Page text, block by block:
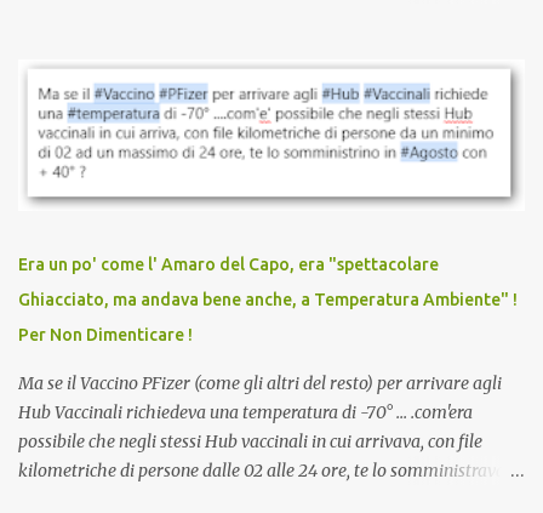
sconti, incentivi per vaccinarsi. Non avevamo mai visto
discriminazioni per coloro che non l’hanno fatto. Se non sei stato
vaccinato, nessuno aveva prima cercato di farti sentire una
persona cattiva. Non avevamo mai visto un vaccino che minacci le
vaccino usato per minacciare i mezzi di sussistenza, il lavoro o la
scuola. Non avevamo mai visto un vaccino che permettesse a un
dodicenne di ignorare il consenso dei genitori. Dopo tutti i vaccini
che abbiamo elencato sopra...
Era un po' come l' Amaro del Capo, era "spettacolare
Ghiacciato, ma andava bene anche, a Temperatura Ambiente" !
Per Non Dimenticare !
Ma se il Vaccino PFizer (come gli altri del resto) per arrivare agli
Hub Vaccinali richiedeva una temperatura di -70° ... .com'era
possibile che negli stessi Hub vaccinali in cui arrivava, con file
kilometriche di persone dalle 02 alle 24 ore, te lo somministravano